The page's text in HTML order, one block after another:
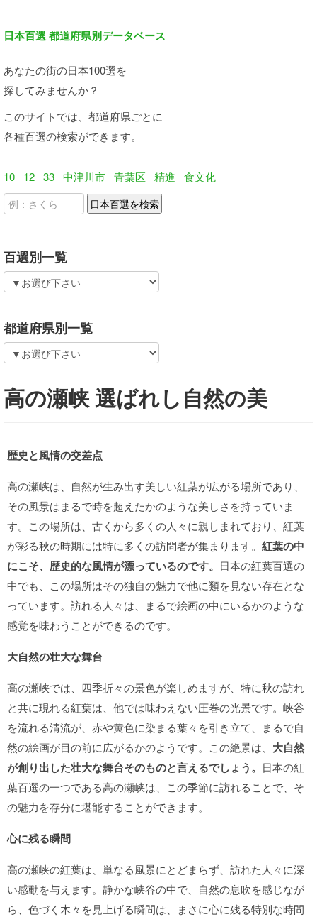
日本百選 都道府県別データベース
あなたの街の日本100選を
探してみませんか？
このサイトでは、都道府県ごとに
各種百選の検索ができます。
10 12 33 中津川市 青葉区 精進 食文化
百選別一覧
都道府県別一覧
高の瀬峡 選ばれし自然の美
歴史と風情の交差点
高の瀬峡は、自然が生み出す美しい紅葉が広がる場所であり、
その風景はまるで時を超えたかのような美しさを持っていま
す。この場所は、古くから多くの人々に親しまれており、紅葉
が彩る秋の時期には特に多くの訪問者が集まります。 紅葉の中
にこそ、歴史的な風情が漂っているのです。 日本の紅葉百選の
中でも、この場所はその独自の魅力で他に類を見ない存在とな
っています。訪れる人々は、まるで絵画の中にいるかのような
感覚を味わうことができるのです。
大自然の壮大な舞台
高の瀬峡では、四季折々の景色が楽しめますが、特に秋の訪れ
と共に現れる紅葉は、他では味わえない圧巻の光景です。峡谷
を流れる清流が、赤や黄色に染まる葉々を引き立て、まるで自
然の絵画が目の前に広がるかのようです。この絶景は、 大自然
が創り出した壮大な舞台そのものと言えるでしょう。 日本の紅
葉百選の一つである高の瀬峡は、この季節に訪れることで、そ
の魅力を存分に堪能することができます。
心に残る瞬間
高の瀬峡の紅葉は、単なる風景にとどまらず、訪れた人々に深
い感動を与えます。静かな峡谷の中で、自然の息吹を感じなが
ら、色づく木々を見上げる瞬間は、まさに心に残る特別な時間